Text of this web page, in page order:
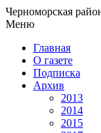
Черноморская
Меню
Главная
О газете
Подписка
Архив
2013
2014
2015